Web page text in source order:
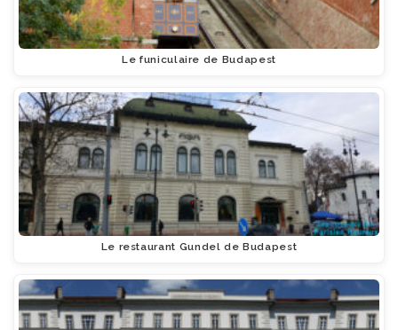
Le funiculaire de Budapest
Le restaurant Gundel de Budapest